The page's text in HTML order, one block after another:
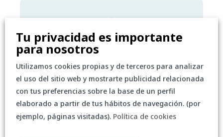
Soporte local
especializado
Gestionamos la relación
con atención cercana,
Tu privacidad es importante
para nosotros
Utilizamos cookies propias y de terceros para analizar
el uso del sitio web y mostrarte publicidad relacionada
con tus preferencias sobre la base de un perfil
elaborado a partir de tus hábitos de navegación. (por
ejemplo, páginas visitadas). Política de cookies